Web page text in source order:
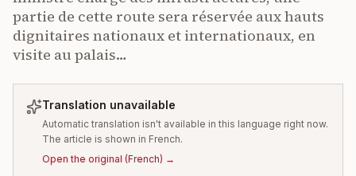
partie de cette route sera réservée aux hauts
dignitaires nationaux et internationaux, en
visite au palais…
Translation unavailable
Automatic translation isn't available in this language right now.
The article is shown in French.
Open the original (French) →